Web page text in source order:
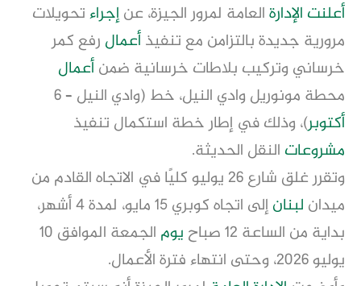
أعلنت الإدارةالعامة لمرور الجيزة، عنإجراءتحويلات
مرورية جديدة بالتزامن مع تنفيذأعمال رفع كمر
خرساني وتركيب بلاطات خرسانية ضمنأعمال
محطة مونوريل وادي النيل، خط (وادي النيل – 6
أكتوبر)، وذلك في إطار خطة استكمال تنفيذ
مشروعات النقل الحديثة.
وتقرر غلق شارع 26 يوليو كليًا في الاتجاه القادم من
ميدان لبنان
إلى اتجاه كوبري 15 مايو، لمدة 4 أشهر،
بداية من الساعة 12 صباح
يوم
الجمعة الموافق 10
يوليو 2026، وحتى انتهاء فترة الأعمال.